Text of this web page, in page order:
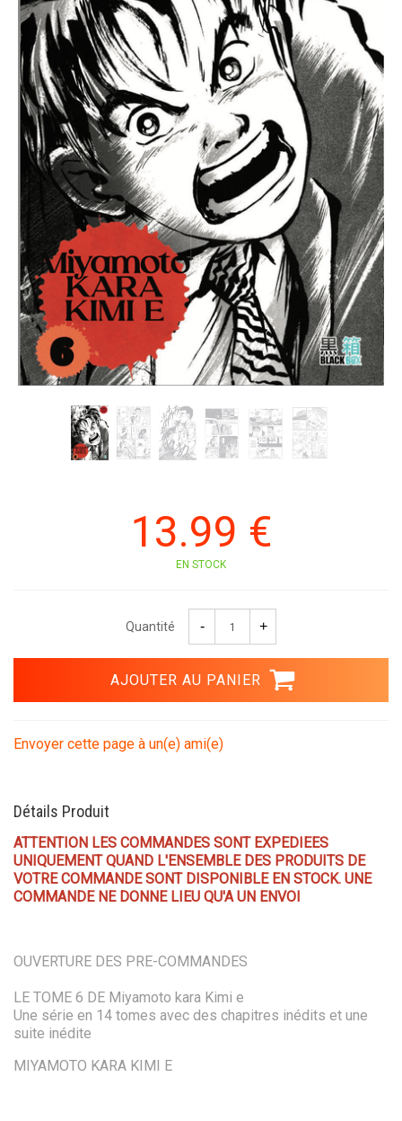
13.99 €
EN STOCK
Quantité
Envoyer cette page à un(e) ami(e)
Détails Produit
ATTENTION LES COMMANDES SONT EXPEDIEES
UNIQUEMENT QUAND L'ENSEMBLE DES PRODUITS DE
VOTRE COMMANDE SONT DISPONIBLE EN STOCK. UNE
COMMANDE NE DONNE LIEU QU'A UN ENVOI
OUVERTURE DES PRE-COMMANDES
LE TOME 6 DE Miyamoto kara Kimi e
Une série en 14 tomes avec des chapitres inédits et une
suite inédite
MIYAMOTO KARA KIMI E